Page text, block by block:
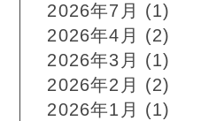
2026年7月
(1)
2026年4月
(2)
2026年3月
(1)
2026年2月
(2)
2026年1月
(1)